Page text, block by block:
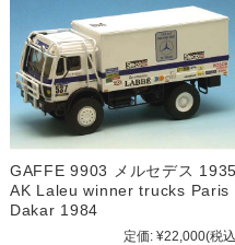
GAFFE 9903 メルセデス 1935
AK Laleu winner trucks Paris
Dakar 1984
定価: ¥22,000(税